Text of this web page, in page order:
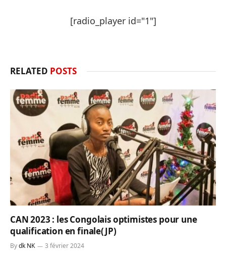
[radio_player id="1"]
RELATED POSTS
CAN 2023 : les Congolais optimistes pour une
qualification en finale(JP)
Bydk NK 3 février 2024